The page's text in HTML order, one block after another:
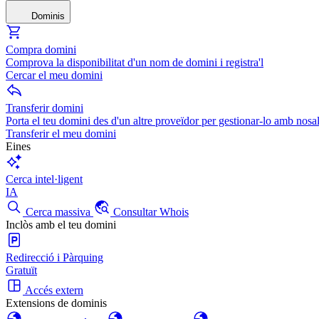
Dominis
Compra domini
Comprova la disponibilitat d'un nom de domini i registra'l
Cercar el meu domini
Transferir domini
Porta el teu domini des d'un altre proveïdor per gestionar-lo amb
Transferir el meu domini
Eines
Cerca intel·ligent
IA
Cerca massiva
Consultar Whois
Inclòs amb el teu domini
Redirecció i Pàrquing
Gratuït
Accés extern
Extensions de dominis